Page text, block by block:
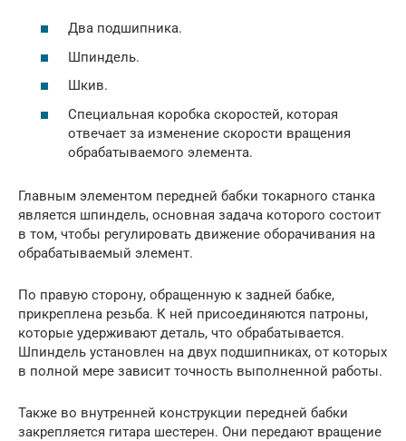
Два подшипника.
Шпиндель.
Шкив.
Специальная коробка скоростей, которая
отвечает за изменение скорости вращения
обрабатываемого элемента.
Главным элементом передней бабки токарного станка
является шпиндель, основная задача которого состоит
в том, чтобы регулировать движение оборачивания на
обрабатываемый элемент.
По правую сторону, обращенную к задней бабке,
прикреплена резьба. К ней присоединяются патроны,
которые удерживают деталь, что обрабатывается.
Шпиндель установлен на двух подшипниках, от которых
в полной мере зависит точность выполненной работы.
Также во внутренней конструкции передней бабки
закрепляется гитара шестерен. Они передают вращение